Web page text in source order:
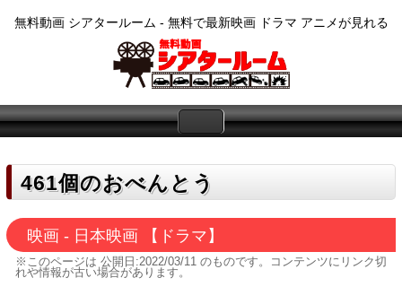
無料動画 シアタールーム - 無料で最新映画 ドラマ アニメが見れる
461個のおべんとう
映画 - 日本映画 【ドラマ】
※このページは 公開日:2022/03/11 のものです。コンテンツにリンク切
れや情報が古い場合があります。